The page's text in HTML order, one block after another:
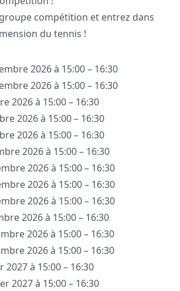
compétition et entrez dans
du tennis !
2026 à 15:00 – 16:30
2026 à 15:00 – 16:30
2026 à 15:00 – 16:30
2026 à 15:00 – 16:30
2026 à 15:00 – 16:30
2026 à 15:00 – 16:30
2026 à 15:00 – 16:30
2026 à 15:00 – 16:30
2026 à 15:00 – 16:30
2026 à 15:00 – 16:30
2026 à 15:00 – 16:30
2026 à 15:00 – 16:30
2027 à 15:00 – 16:30
2027 à 15:00 – 16:30